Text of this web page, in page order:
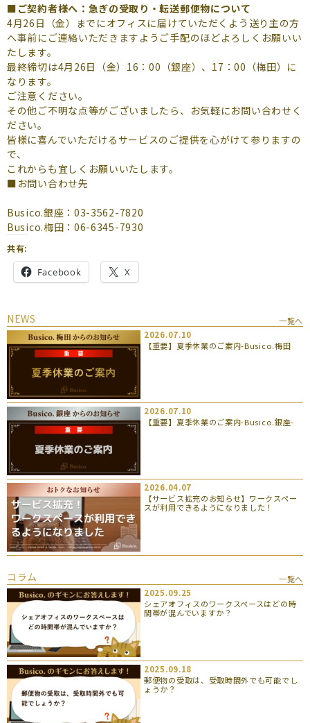
■ご契約者様へ：急ぎの受取り・転送郵便物について
4月26日（金）までにオフィスに届けていただくよう送り主の方
へ事前にご連絡いただきますようご手配のほどよろしくお願いい
たします。
最終締切は4月26日（金）16：00（銀座）、17：00（梅田）に
なります。
ご注意ください。
その他ご不明な点等がございましたら、お気軽にお問い合わせく
ださい。
皆様に喜んでいただけるサービスのご提供を心がけて参りますの
で、
これからも宜しくお願いいたします。
■お問い合わせ先
Busico.銀座：03-3562-7820
Busico.梅田：06-6345-7930
共有:
Facebook X
NEWS
一覧へ
2026.07.10
【重要】夏季休業のご案内-Busico.梅田
2026.07.10
【重要】夏季休業のご案内-Busico.銀座-
2026.04.07
【サービス拡充のお知らせ】ワークスペー
スが利用できるようになりました！
コラム
一覧へ
2025.09.25
シェアオフィスのワークスペースはどの時
間帯が混んでいますか？
2025.09.18
郵便物の受取は、受取時間外でも可能でし
ょうか？